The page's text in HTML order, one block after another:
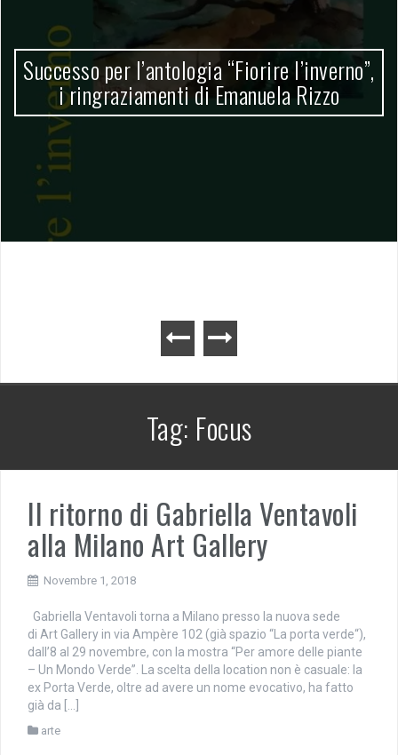
Successo per l’antologia “Fiorire l’inverno”,
i ringraziamenti di Emanuela Rizzo
Tag: Focus
Il ritorno di Gabriella Ventavoli
alla Milano Art Gallery
Novembre 1, 2018
Gabriella Ventavoli torna a Milano presso la nuova sede
di Art Gallery in via Ampère 102 (già spazio “La porta verde“),
dall’8 al 29 novembre, con la mostra “Per amore delle piante
– Un Mondo Verde”. La scelta della location non è casuale: la
ex Porta Verde, oltre ad avere un nome evocativo, ha fatto
già da […]
arte